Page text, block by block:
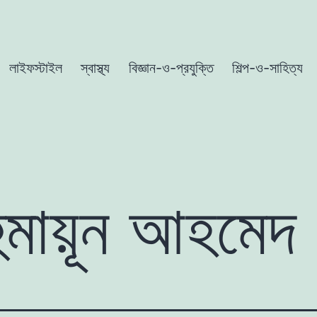
লাইফস্টাইল স্বাস্থ্য বিজ্ঞান-ও-প্রযুক্তি শিল্প-ও-সাহিত্য
আহমেদ